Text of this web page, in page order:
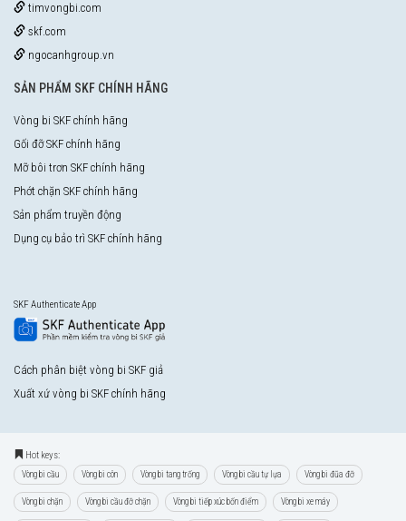
timvongbi.com
skf.com
ngocanhgroup.vn
SẢN PHẨM SKF CHÍNH HÃNG
Vòng bi SKF chính hãng
Gối đỡ SKF chính hãng
Mỡ bôi trơn SKF chính hãng
Phớt chặn SKF chính hãng
Sản phẩm truyền động
Dụng cụ bảo trì SKF chính hãng
SKF Authenticate App
Cách phân biệt vòng bi SKF giả
Xuất xứ vòng bi SKF chính hãng
Hot keys:
Vòng bi cầu Vòng bi côn Vòng bi tang trống Vòng bi cầu tự lựa Vòng bi đũa đỡ
Vòng bi chặn Vòng bi cầu đỡ chặn Vòng bi tiếp xúc bốn điểm Vòng bi xe máy